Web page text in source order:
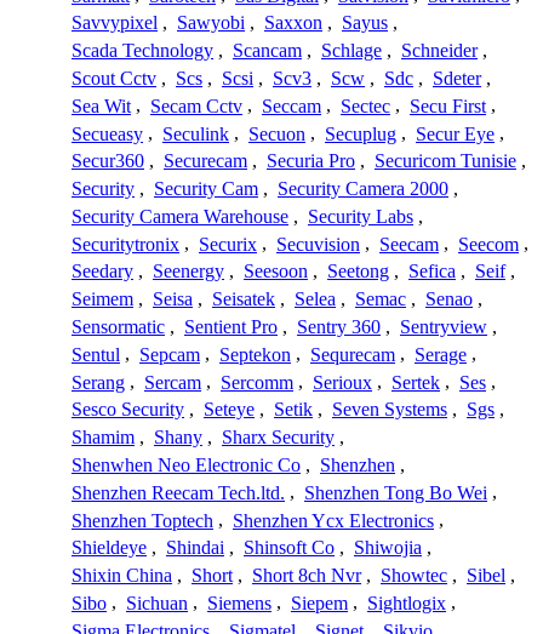
Savvypixel , Sawyobi , Saxxon , Sayus ,
Scada Technology , Scancam , Schlage , Schneider ,
Scout Cctv , Scs , Scsi , Scv3 , Scw , Sdc , Sdeter ,
Sea Wit , Secam Cctv , Seccam , Sectec , Secu First ,
Secueasy , Seculink , Secuon , Secuplug , Secur Eye ,
Secur360 , Securecam , Securia Pro , Securicom Tunisie ,
Security , Security Cam , Security Camera 2000 ,
Security Camera Warehouse , Security Labs ,
Securitytronix , Securix , Secuvision , Seecam , Seecom ,
Seedary , Seenergy , Seesoon , Seetong , Sefica , Seif ,
Seimem , Seisa , Seisatek , Selea , Semac , Senao ,
Sensormatic , Sentient Pro , Sentry 360 , Sentryview ,
Sentul , Sepcam , Septekon , Sequrecam , Serage ,
Serang , Sercam , Sercomm , Serioux , Sertek , Ses ,
Sesco Security , Seteye , Setik , Seven Systems , Sgs ,
Shamim , Shany , Sharx Security ,
Shenwhen Neo Electronic Co , Shenzhen ,
Shenzhen Reecam Tech.ltd. , Shenzhen Tong Bo Wei ,
Shenzhen Toptech , Shenzhen Ycx Electronics ,
Shieldeye , Shindai , Shinsoft Co , Shiwojia ,
Shixin China , Short , Short 8ch Nvr , Showtec , Sibel ,
Sibo , Sichuan , Siemens , Siepem , Sightlogix ,